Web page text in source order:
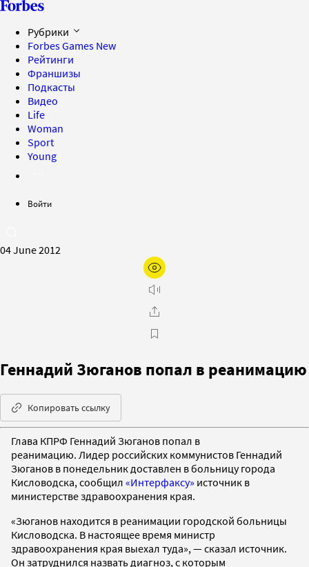
Рубрики
Forbes Games New
Рейтинги
Франшизы
Подкасты
Видео
Life
Woman
Sport
Young
Войти
04 June 2012
Геннадий Зюганов попал в реанимацию
Копировать ссылку
Глава КПРФ Геннадий Зюганов попал в
реанимацию. Лидер российских коммунистов Геннадий
Зюганов в понедельник доставлен в больницу города
Кисловодска, сообщил «Интерфаксу» источник в
министерстве здравоохранения края.
«Зюганов находится в реанимации городской больницы
Кисловодска. В настоящее время министр
здравоохранения края выехал туда», — сказал источник.
Он затруднился назвать диагноз, с которым